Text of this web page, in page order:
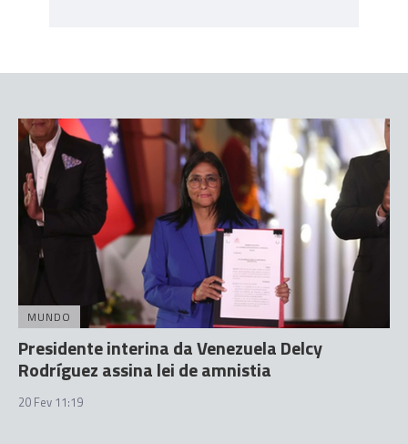
MUNDO
Presidente interina da Venezuela Delcy
Rodríguez assina lei de amnistia
20 Fev 11:19